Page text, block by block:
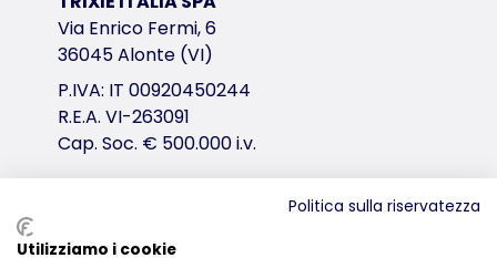
Via Enrico Fermi, 6
36045 Alonte (VI)
P.IVA: IT 00920450244
R.E.A. VI-263091
Cap. Soc. € 500.000 i.v.
Distribuzione
Politica sulla riservatezza
Utilizziamo i cookie